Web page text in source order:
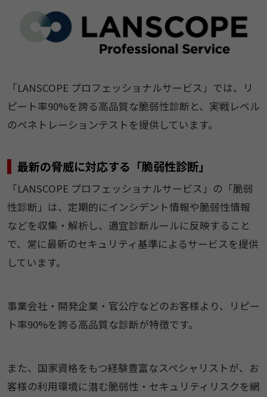
「LANSCOPE プロフェッショナルサービス」では、リ
ピート率90%を誇る高品質な脆弱性診断と、実戦レベル
のペネトレーションテストを提供しています。
最新の脅威に対応する「脆弱性診断」
「LANSCOPE プロフェッショナルサービス」の「脆弱
性診断」は、定期的にインシデント情報や脆弱性情報
などを収集・解析し、適宜診断ルールに反映すること
で、常に最新のセキュリティ基準によるサービスを提供
しています。
事業会社・開発企業・官公庁などのお客様より、リピー
ト率90%を誇る高品質な診断が特徴です。
また、国家資格をもつ経験豊富なスペシャリストが、お
客様の利用環境に潜む脆弱性・セキュリティリスクを網